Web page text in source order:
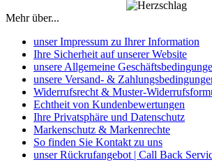
Mehr über...
unser Impressum zu Ihrer Information
Ihre Sicherheit auf unserer Website
unsere Allgemeine
unsere Versand- &
Widerrufsrecht & Muster-
Echtheit von Kundenbewertungen
Ihre Privatsphäre und Datenschutz
Markenschutz & Markenrechte
So finden Sie Kontakt zu uns
unser Rückrufangebot | Call Back